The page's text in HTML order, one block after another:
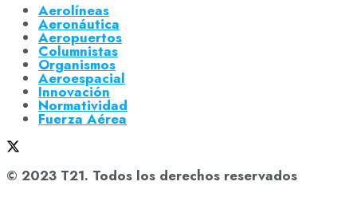
Aerolíneas
Aeronáutica
Aeropuertos
Columnistas
Organismos
Aeroespacial
Innovación
Normatividad
Fuerza Aérea
© 2023 T21. Todos los derechos reservados